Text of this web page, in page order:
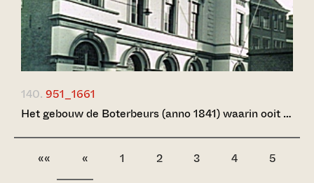
140. 951_1661
Het gebouw de Boterbeurs (anno 1841) waarin ooit …
«« « 1 2 3 4 5